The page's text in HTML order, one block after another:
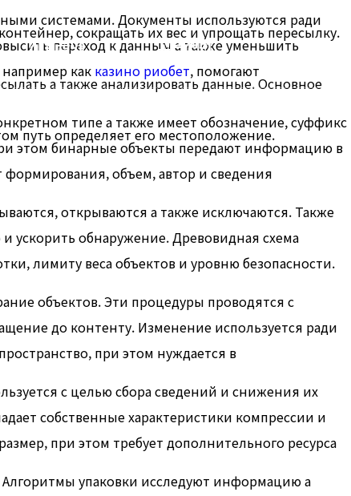
사업분야 고객센터
системами. Документы используются ради
сокращать их вес и упрощать пересылку.
переход к данным а также уменьшить
как казино риобет, помогают
а также анализировать данные. Основное
типе а также имеет обозначение, суффикс
путь определяет его местоположение.
этом бинарные объекты передают информацию в
объем, автор и сведения
открываются а также исключаются. Также
ускорить обнаружение. Древовидная схема
лимиту веса объектов и уровню безопасности.
объектов. Эти процедуры проводятся с
до контенту. Изменение используется ради
при этом нуждается в
с целью сбора сведений и снижения их
собственные характеристики компрессии и
при этом требует дополнительного ресурса
упаковки исследуют информацию а